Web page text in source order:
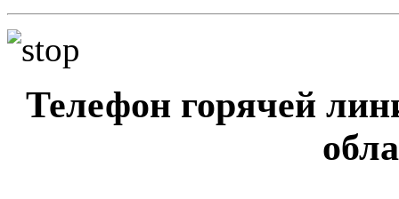
Телефон горячей